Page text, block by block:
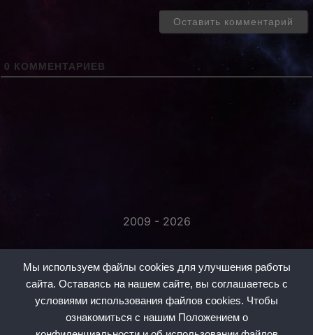
Мы используем файлы cookies для улучшения работы
сайта. Оставаясь на нашем сайте, вы соглашаетесь с
условиями использования файлов cookies. Чтобы
ознакомиться с нашим Положением о
0 КОММЕНТАРИЕВ
2009 - 2026